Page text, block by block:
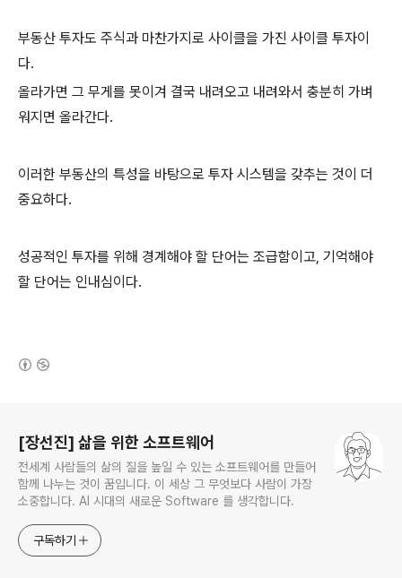
부동산 투자도 주식과 마찬가지로 사이클을 가진 사이클 투자이
다.
올라가면 그 무게를 못이겨 결국 내려오고 내려와서 충분히 가벼
워지면 올라간다.
이러한 부동산의 특성을 바탕으로 투자 시스템을 갖추는 것이 더
중요하다.
성공적인 투자를 위해 경계해야 할 단어는 조급함이고, 기억해야
할 단어는 인내심이다.
[장선진] 삶을 위한 소프트웨어
전세계 사람들의 삶의 질을 높일 수 있는 소프트웨어를 만들어
함께 나누는 것이 꿈입니다. 이 세상 그 무엇보다 사람이 가장
소중합니다. AI 시대의 새로운 Software 를 생각합니다.
구독하기